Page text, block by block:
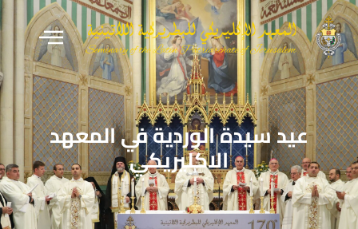
عيد سيدة الوردية في المعهد
الاكليريكي